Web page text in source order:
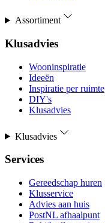
Assortiment
Klusadvies
Wooninspiratie
Ideeën
Inspiratie per ruimte
DIY's
Klusadvies
Klusadvies
Services
Gereedschap huren
Klusservice
Advies aan huis
PostNL afhaalpunt